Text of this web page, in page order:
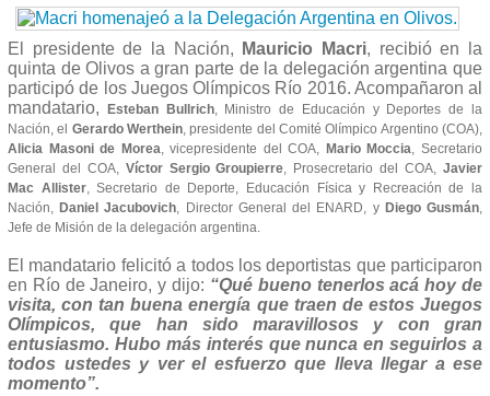
El presidente de la Nación, Mauricio Macri, recibió en la
quinta de Olivos a gran parte de la delegación argentina que
participó de los Juegos Olímpicos Río 2016. Acompañaron al
mandatario, Esteban Bullrich, Ministro de Educación y Deportes de la
Nación, el Gerardo Werthein , presidente del Comité Olímpico Argentino (COA),
Alicia Masoni de Morea , vicepresidente del COA, Mario Moccia
, Secretario
General del COA, Víctor Sergio Groupierre , Prosecretario del COA,Javier
Mac Allister, Secretario de Deporte, Educación Física y Recreación de la
Nación,Daniel Jacubovich , Director General del ENARD, y Diego Gusmán
Jefe de Misión de la delegación argentina.
El mandatario felicitó a todos los deportistas que participaron
en Río de Janeiro, y dijo: “Qué bueno tenerlos acá hoy de
visita, con tan buena energía que traen de estos Juegos
Olímpicos, que han sido maravillosos y con gran
entusiasmo. Hubo más interés que nunca en seguirlos a
todos ustedes y ver el esfuerzo que lleva llegar a ese
momento”.